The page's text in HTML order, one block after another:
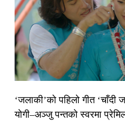
‘जलाकी’को पहिलो गीत ‘चाँदी
योगी–अञ्जु पन्तको स्वरमा